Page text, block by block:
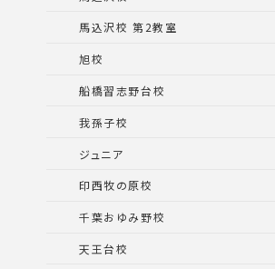
馬込沢校 第2教室
旭校
船橋習志野台校
我孫子校
ジュニア
印西牧の原校
千葉おゆみ野校
天王台校